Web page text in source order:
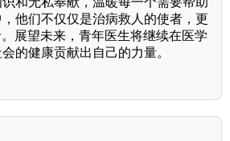
他们不仅仅是治病救人的使者，更
展望未来，青年医生将继续在医学
的健康贡献出自己的力量。